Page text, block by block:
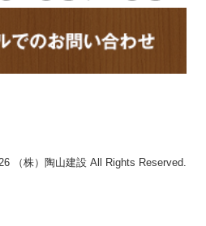
（株）陶山建設 All Rights Reserved.